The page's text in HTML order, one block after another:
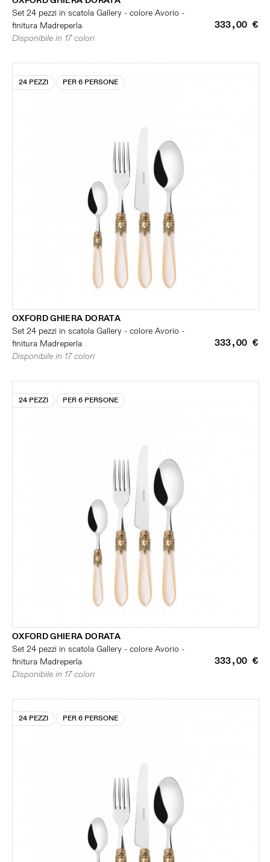
Set 24 pezzi in scatola Gallery - colore Avorio -
finitura Madreperla
333,00 €
Disponibile in 17 colori
24 PEZZI PER 6 PERSONE
OXFORD GHIERA DORATA
Set 24 pezzi in scatola Gallery - colore Avorio -
finitura Madreperla
333,00 €
Disponibile in 17 colori
24 PEZZI PER 6 PERSONE
OXFORD GHIERA DORATA
Set 24 pezzi in scatola Gallery - colore Avorio -
finitura Madreperla
333,00 €
Disponibile in 17 colori
24 PEZZI PER 6 PERSONE